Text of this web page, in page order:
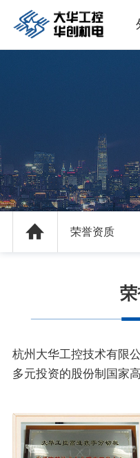
荣誉资质
杭州大华工控技术有限
多元投资的股份制 国家